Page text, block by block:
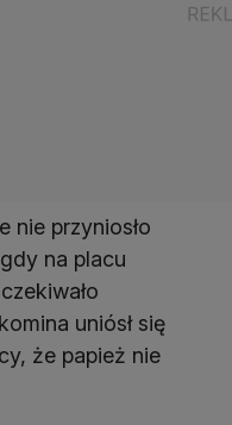
nie przyniosło
na placu
uniósł się
że papież nie